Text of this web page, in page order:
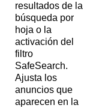
resultados de la
búsqueda por
hoja o la
activación del
filtro
SafeSearch.
Ajusta los
anuncios que
aparecen en la